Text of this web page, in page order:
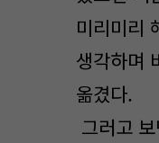
미리미리
생각하며
옮겼다.
그러고